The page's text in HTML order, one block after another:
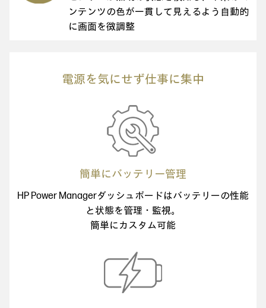
ンテンツの色が一貫して見えるよう自動的
に画面を微調整
電源を気にせず仕事に集中
簡単にバッテリー管理
HP Power Managerダッシュボードはバッテリーの性能
と状態を管理・監視。
簡単にカスタム可能